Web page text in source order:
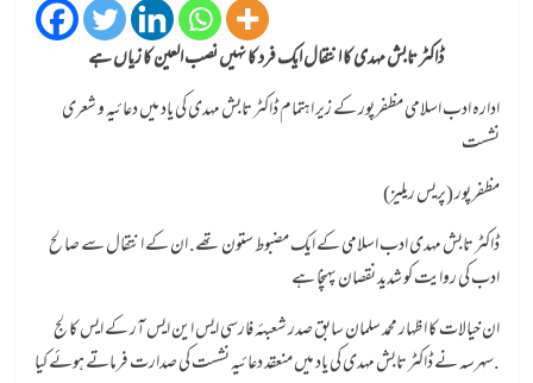
ڈاکٹر تابش مہدی کا انتقال ایک فرد کا نہیں نصب العین کا زیاں ہے
ادارہ ادب اسلامی مظفرپور کے زیر اہتمام ڈاکٹر تابش مہدی کی یاد میں دعائیہ و شعری
نشست
مظفرپور (پریس ریلیز)
ڈاکٹر تابش مہدی ادب اسلامی کے ایک مضبوط ستون تھے. ان کے انتقال سے صالح
ادب کی روایت کو شدید نقصان پہنچا ہے
ان خیالات کا اظہار محمد سلمان سابق صدر شعبئہ فارسی ایس این ایس آر کے ایس کالج
سہرسہ نے ڈاکٹر تابش مہدی کی یاد میں منعقد دعائیہ نشست کی صدارت فرماتے ہوئے کیا.